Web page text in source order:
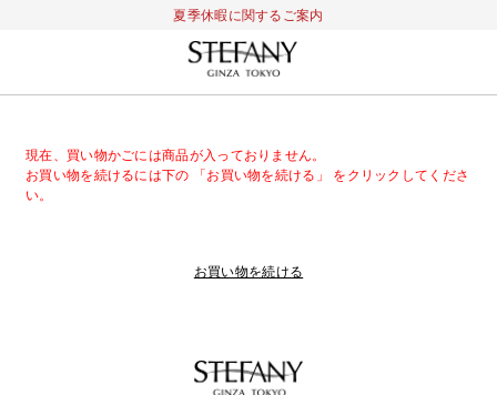
夏季休暇に関するご案内
現在、買い物かごには商品が入っておりません。
お買い物を続けるには下の 「お買い物を続ける」 をクリックしてくださ
い。
お買い物を続ける